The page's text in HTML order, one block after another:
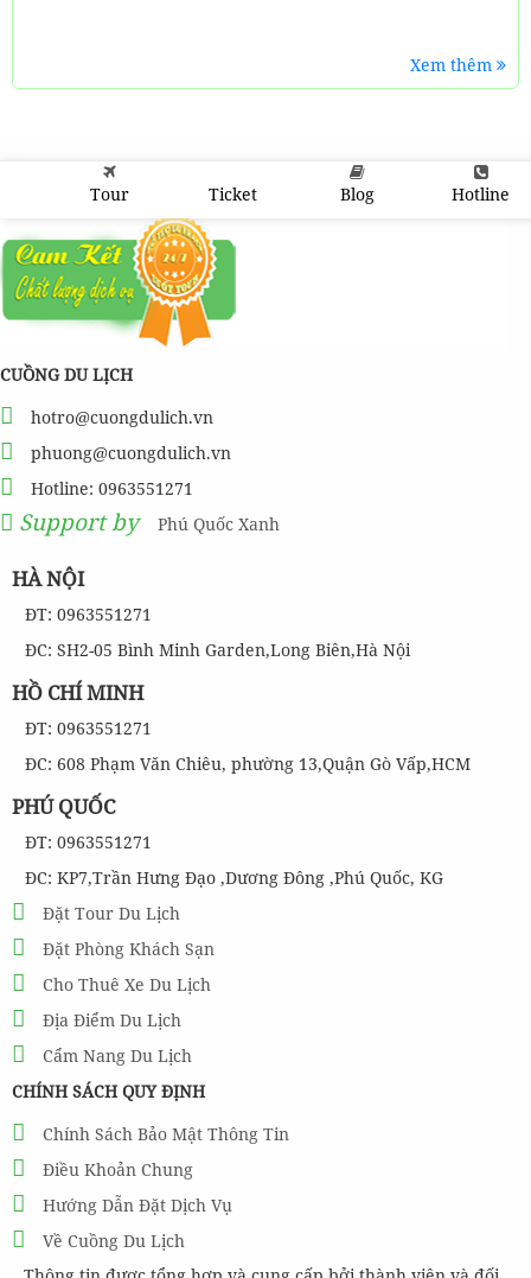
Xem thêm
Tour Ticket Blog Hotline
CUỒNG DU LỊCH
hotro@cuongdulich.vn
phuong@cuongdulich.vn
Hotline: 0963551271
Support by Phú Quốc Xanh
HÀ NỘI
ĐT: 0963551271
ĐC: SH2-05 Bình Minh Garden,Long Biên,Hà Nội
HỒ CHÍ MINH
ĐT: 0963551271
ĐC: 608 Phạm Văn Chiêu, phường 13,Quận Gò Vấp,HCM
PHÚ QUỐC
ĐT: 0963551271
ĐC: KP7,Trần Hưng Đạo ,Dương Đông ,Phú Quốc, KG
Đặt Tour Du Lịch
Đặt Phòng Khách Sạn
Cho Thuê Xe Du Lịch
Địa Điểm Du Lịch
Cẩm Nang Du Lịch
CHÍNH SÁCH QUY ĐỊNH
Chính Sách Bảo Mật Thông Tin
Điều Khoản Chung
Hướng Dẫn Đặt Dịch Vụ
Về Cuồng Du Lịch